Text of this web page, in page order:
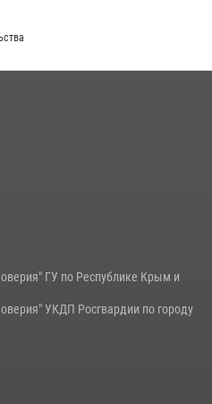
отметили День Крещения Руси
ГУ по Республике Крым и
УКДП Росгвардии по городу